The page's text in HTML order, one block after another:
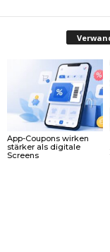
App-Coupons wirken
stärker als digitale
Screens